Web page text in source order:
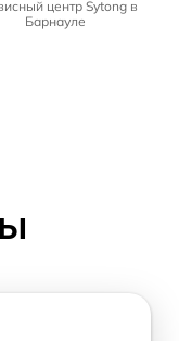
центр Sytong в
Барнауле